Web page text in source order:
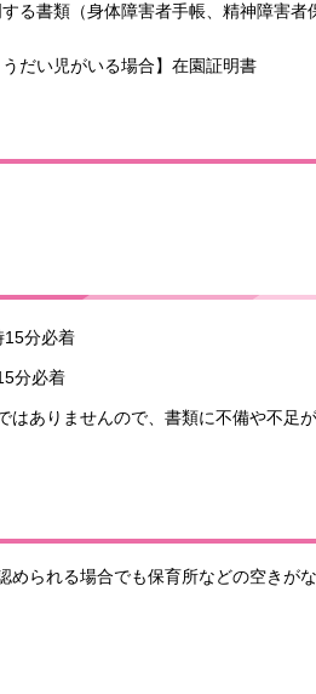
る書類（身体障害者手帳、精神障害者
だい児がいる場合】在園証明書
15分必着
分必着
ありませんので、書類に不備や不足
られる場合でも保育所などの空きが